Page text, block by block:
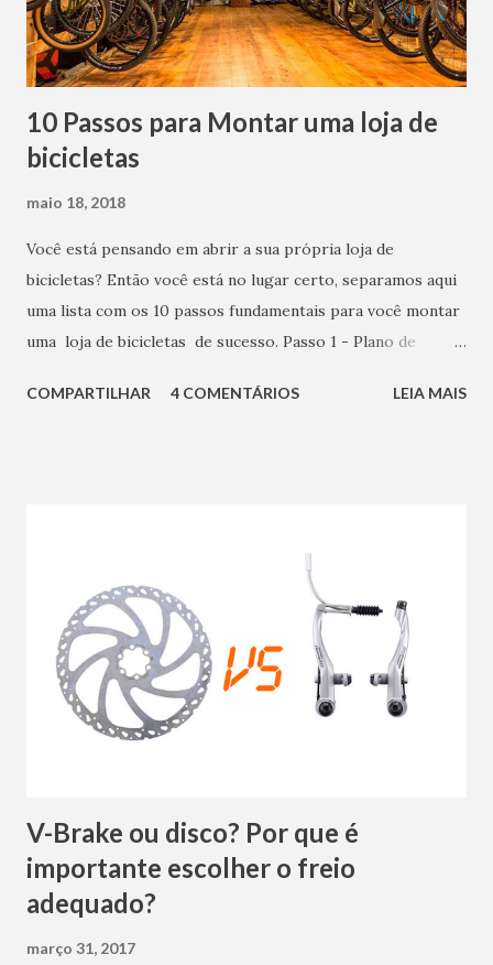
10 Passos para Montar uma loja de
bicicletas
maio 18, 2018
Você está pensando em abrir a sua própria loja de
bicicletas? Então você está no lugar certo, separamos aqui
uma lista com os 10 passos fundamentais para você montar
uma loja de bicicletas de sucesso. Passo 1 - Plano de
importante calcular cada detalhe. O primeiro passo é criar
elaborado, vai ser o alicerce para o sucesso do seu
empreendimento. Em uma planilha responda: Qual é a
região de atuação que deseja atingir com seus produtos ou
serviços? Quais os produtos vai vender? Quais os serviços
vai oferecer? Quem é o seu público-alvo? Existem
concorrentes? Quais? Quanto espera crescer no primeiro
ano? Quanto de Capital vai necessitar para abrir a l...
COMPARTILHAR 4 COMENTÁRIOS LEIA MAIS
V-Brake ou disco? Por que é
importante escolher o freio
adequado?
março 31, 2017